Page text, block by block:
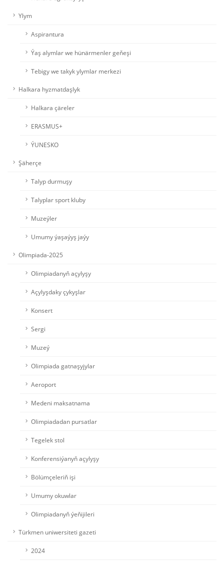
Ylym
Aspirantura
Ýaş alymlar we hünärmenler geňeşi
Tebigy we takyk ylymlar merkezi
Halkara hyzmatdaşlyk
Halkara çäreler
ERASMUS+
ÝUNESKO
Şäherçe
Talyp durmuşy
Talyplar sport kluby
Muzeýler
Umumy ýaşaýyş jaýy
Olimpiada-2025
Olimpiadanyň açylyşy
Açylyşdaky çykyşlar
Konsert
Sergi
Muzeý
Olimpiada gatnaşyjylar
Aeroport
Medeni maksatnama
Olimpiadadan pursatlar
Tegelek stol
Konferensiýanyň açylyşy
Bölümçeleriň işi
Umumy okuwlar
Olimpiadanyň ýeňijileri
Türkmen uniwersiteti gazeti
2024